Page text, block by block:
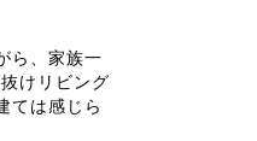
ら、家族一
けリビング
ては感じら